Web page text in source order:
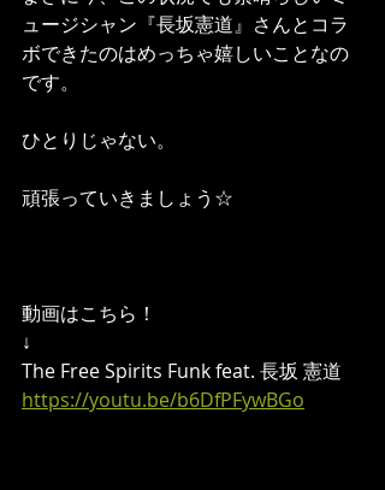
ュージシャン『長坂憲道』さんとコラ
ボできたのはめっちゃ嬉しいことなの
です。
ひとりじゃない。
頑張っていきましょう☆
動画はこちら！
↓
The Free Spirits Funk feat. 長坂 憲道
https://youtu.be/b6DfPFywBGo